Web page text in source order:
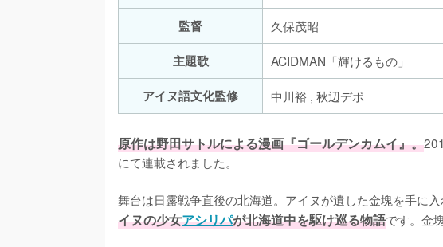
監督
久保茂昭
主題歌
ACIDMAN「輝けるもの」
アイヌ語文化監修
中川裕 , 秋辺デボ
原作は野田サトルによる漫画『ゴールデンカムイ』。
にて連載されました。
舞台は日露戦争直後の北海道。アイヌが遺した金塊を手に入
イヌの少女アシリパが北海道中を駆け巡る物語です。金